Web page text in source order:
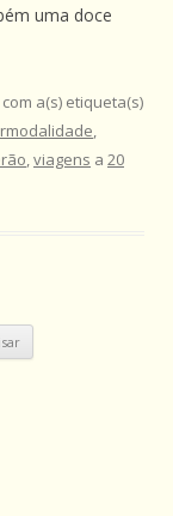
uma doce
com a(s) etiqueta(s)
,
,viagens a 20